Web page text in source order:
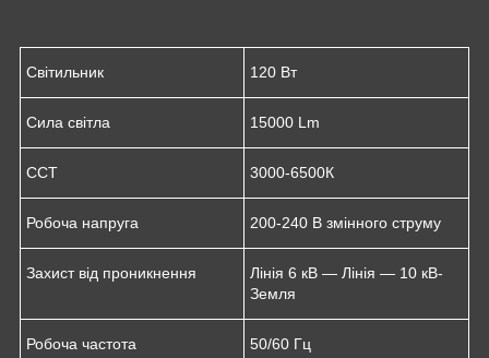
Світильник 120 Вт
Сила світла 15000 Lm
CCT 3000-6500К
Робоча напруга 200-240 В змінного струму
Захист від проникнення
Лінія 6 кВ — Лінія — 10 кВ-
Земля
Робоча частота 50/60 Гц